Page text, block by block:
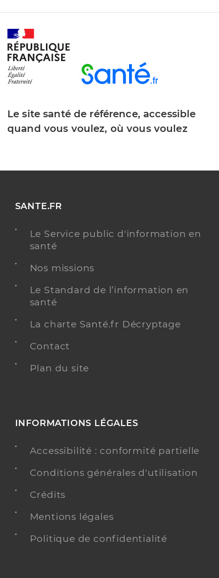
Le site santé de référence, accessible
quand vous voulez, où vous voulez
SANTE.FR
Le Service public d'information en
santé
Nos missions
Le Standard de l’information en
santé
La charte Santé.fr Décryptage
Contact
Plan du site
INFORMATIONS LÉGALES
Accessibilité : conformité partielle
Conditions générales d'utilisation
Crédits
Mentions légales
Politique de confidentialité